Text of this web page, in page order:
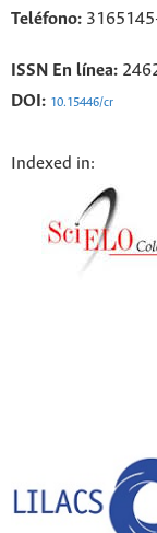
Teléfono:
ISSN En línea:
DOI: 10.15446/cr
Indexed in: